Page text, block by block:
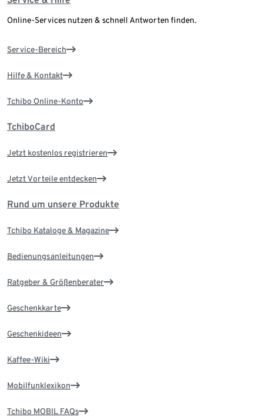
Online-Services nutzen & schnell Antworten finden.
Service-Bereich
Hilfe & Kontakt
Tchibo Online-Konto
TchiboCard
Jetzt kostenlos registrieren
Jetzt Vorteile entdecken
Rund um unsere Produkte
Tchibo Kataloge & Magazine
Bedienungsanleitungen
Ratgeber & Größenberater
Geschenkkarte
Geschenkideen
Kaffee-Wiki
Mobilfunklexikon
Tchibo MOBIL FAQs